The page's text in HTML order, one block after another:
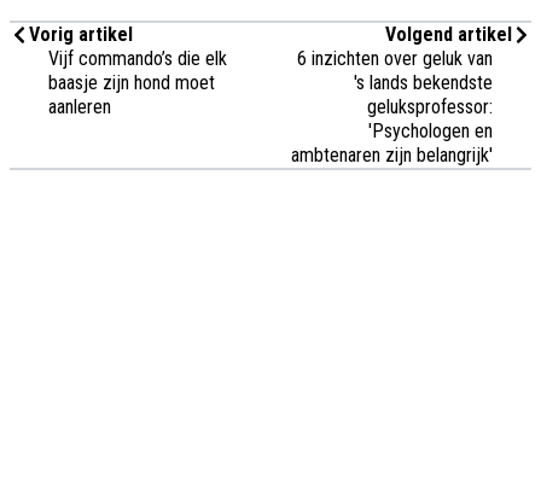
Vorig artikel
Vijf commando’s die elk
baasje zijn hond moet
aanleren
Volgend artikel
6 inzichten over geluk van
's lands bekendste
geluksprofessor:
'Psychologen en
ambtenaren zijn belangrijk'